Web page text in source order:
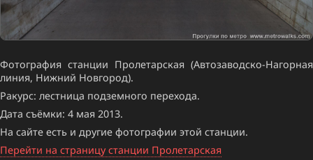
Фотография станции Пролетарская (Автозаводско-Нагорная
линия, Нижний Новгород).
Ракурс: лестница подземного перехода.
Дата съёмки: 4 мая 2013.
На сайте есть и другие фотографии этой станции.
Перейти на страницу станции Пролетарская